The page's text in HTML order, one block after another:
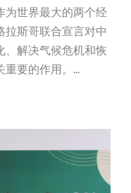
为世界最大的两个经
拉斯哥联合宣言对中
、解决气候危机和恢
要的作用。...